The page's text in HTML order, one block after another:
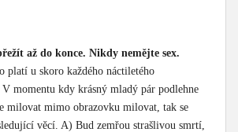
až do konce. Nikdy nemějte sex.
platí u skoro každého náctiletého
momentu kdy krásný mladý pár podlehne
milovat mimo obrazovku milovat, tak se
věcí. A) Bud zemřou strašlivou smrtí,